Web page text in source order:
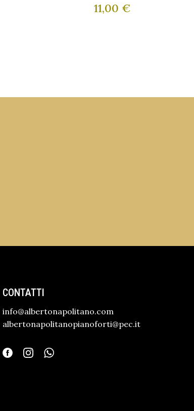
11,00 €
CONTATTI
info@albertonapolitano.com
albertonapolitanopianoforti@pec.it